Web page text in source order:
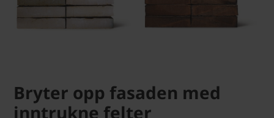
Bryter opp fasaden med
inntrukne felter